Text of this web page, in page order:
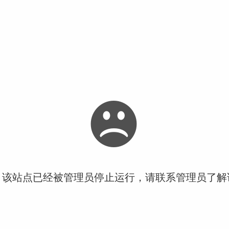
站点已经被管理员停止运行，请联系管理员了